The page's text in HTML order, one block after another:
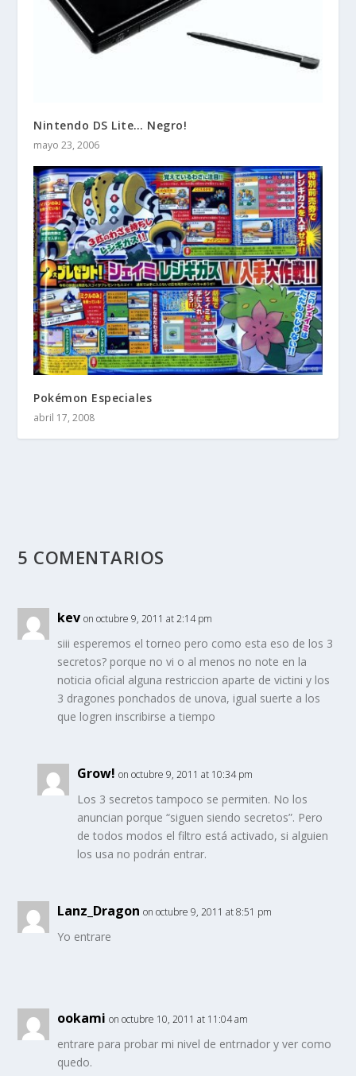
Nintendo DS Lite… Negro!
mayo 23, 2006
Pokémon Especiales
abril 17, 2008
5 COMENTARIOS
kev on octubre 9, 2011 at 2:14 pm
siii esperemos el torneo pero como esta eso de los 3
secretos? porque no vi o al menos no note en la
noticia oficial alguna restriccion aparte de victini y los
3 dragones ponchados de unova, igual suerte a los
que logren inscribirse a tiempo
Grow! on octubre 9, 2011 at 10:34 pm
Los 3 secretos tampoco se permiten. No los
anuncian porque “siguen siendo secretos”. Pero
de todos modos el filtro está activado, si alguien
los usa no podrán entrar.
Lanz_Dragon on octubre 9, 2011 at 8:51 pm
Yo entrare
ookami on octubre 10, 2011 at 11:04 am
entrare para probar mi nivel de entrnador y ver como
quedo.